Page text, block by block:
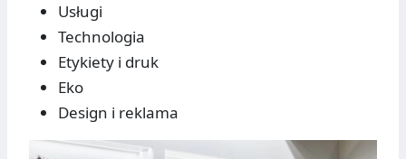
Usługi
Technologia
Etykiety i druk
Eko
Design i reklama